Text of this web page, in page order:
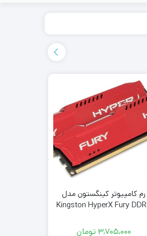
رم کامپیوتر کینگستون مدل
Kingston HyperX Fury
3,705,000 تومان